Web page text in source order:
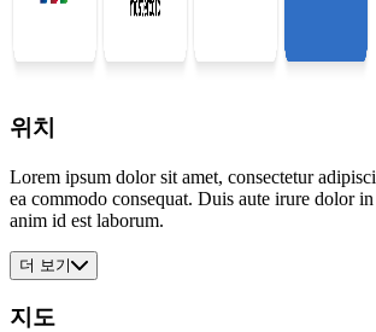
위치
Lorem ipsum dolor sit amet, consectetur
ea commodo consequat. Duis aute irure dolor
anim id est laborum.
더 보기
지도